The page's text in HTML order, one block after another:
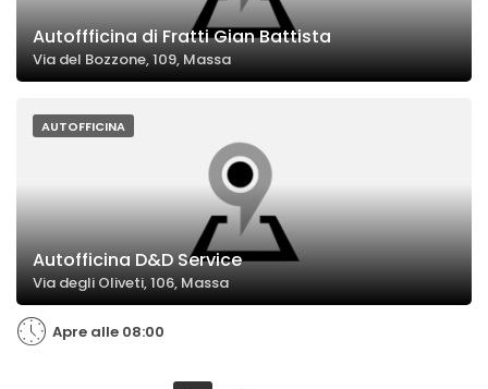
Autoffficina di Fratti Gian Battista
Via del Bozzone, 109, Massa
AUTOFFICINA
Autofficina D&D Service
Via degli Oliveti, 106, Massa
Apre alle 08:00